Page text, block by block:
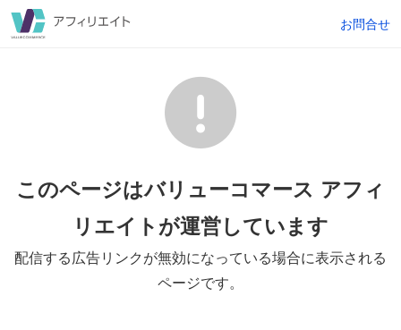
お問合せ
このページはバリューコマース アフィ
リエイトが運営しています
配信する広告リンクが無効になっている場合に表示される
ページです。